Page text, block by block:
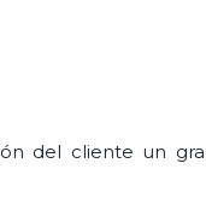
del cliente un